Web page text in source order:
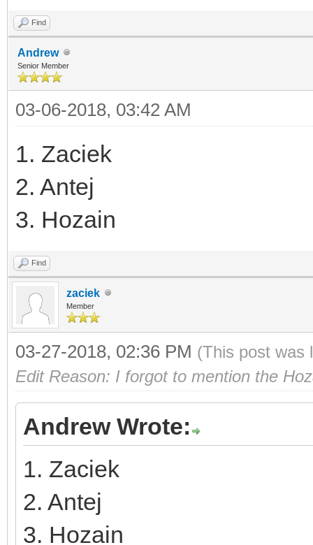
Find
Andrew
Senior Member
03-06-2018, 03:42 AM
1. Zaciek
2. Antej
3. Hozain
Find
zaciek
Member
03-27-2018, 02:36 PM (This post was
Edit Reason: I forgot to mention the
Andrew Wrote:
1. Zaciek
2. Antej
3. Hozain